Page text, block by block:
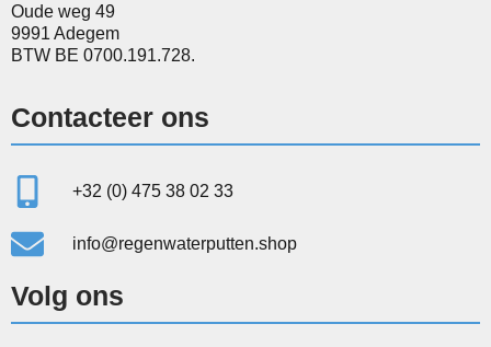
Oude weg 49
9991 Adegem
BTW BE 0700.191.728.
Contacteer ons
+32 (0) 475 38 02 33
info@regenwaterputten.shop
Volg ons